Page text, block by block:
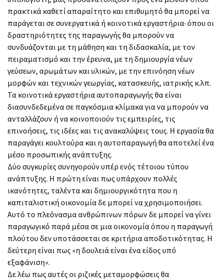
πρακτικά καθετί απαραίτητο και επιθυμητό θα μπορεί να
παράγεται σε συνεργατικά ή κοινοτικά εργαστήρια· όπου οι
δραστηριότητες της παραγωγής θα μπορούν να
συνδυάζονται με τη μάθηση και τη διδασκαλία, με τον
πειραματισμό και την έρευνα, με τη δημιουργία νέων
γεύσεων, αρωμάτων και υλικών, με την επινόηση νέων
μορφών και τεχνικών γεωργίας, κατασκευής, ιατρικής κ.λπ.
Τα κοινοτικά εργαστήρια αυτοπαραγωγής θα είναι
διασυνδεδεμένα σε παγκόσμια κλίμακα για να μπορούν να
ανταλλάζουν ή να κοινοποιούν τις εμπειρίες, τις
επινοήσεις, τις ιδέες και τις ανακαλύψεις τους. Η εργασία θα
παραγάγει κουλτούρα και η αυτοπαραγωγή θα αποτελεί ένα
μέσο προσωπικής ανάπτυξης.
Δύο συγκυρίες συνηγορούν υπέρ ενός τέτοιου τύπου
ανάπτυξης. Η πρώτη είναι πως υπάρχουν πολλές
ικανότητες, ταλέντα και δημιουργικότητα που η
καπιταλιστική οικονομία δε μπορεί να χρησιμοποιήσει.
Αυτό το πλεόνασμα ανθρώπινων πόρων δε μπορεί να γίνει
παραγωγικό παρά μέσα σε μια οικονομία όπου η παραγωγή
πλούτου δεν υποτάσσεται σε κριτήρια αποδοτικότητας. Η
δεύτερη είναι πως «η δουλειά είναι ένα είδος υπό
εξαφάνιση».
Δε λέω πως αυτές οι ριζικές μεταμορφώσεις θα